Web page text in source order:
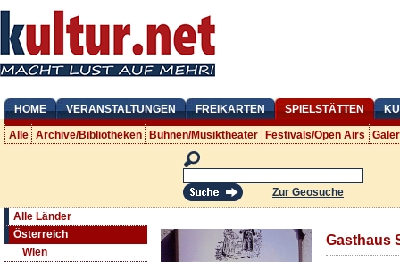
HOME VERANSTALTUNGEN FREIKARTEN SPIELSTÄTTEN
Alle Archive/Bibliotheken Bühnen/Musiktheater Festivals/Open Airs
Zur Geosuche
Alle Länder
Österreich
Wien
Gasthaus